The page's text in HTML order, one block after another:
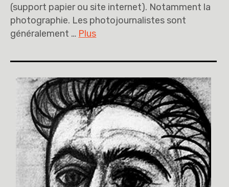
(support papier ou site internet). Notamment la
photographie. Les photojournalistes sont
généralement … Plus